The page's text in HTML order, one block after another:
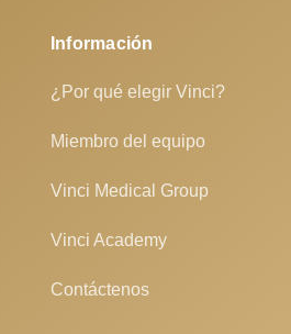
Información
¿Por qué elegir Vinci?
Miembro del equipo
Vinci Medical Group
Vinci Academy
Contáctenos